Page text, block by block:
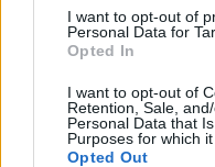
I want to opt-out of
Personal Data for
Opted In
I want to opt-out of
Retention, Sale,
Personal Data that
Purposes for which it
Opted Out
Marta Ruiz · 3 Ago 2026
FINANCIACIÓN